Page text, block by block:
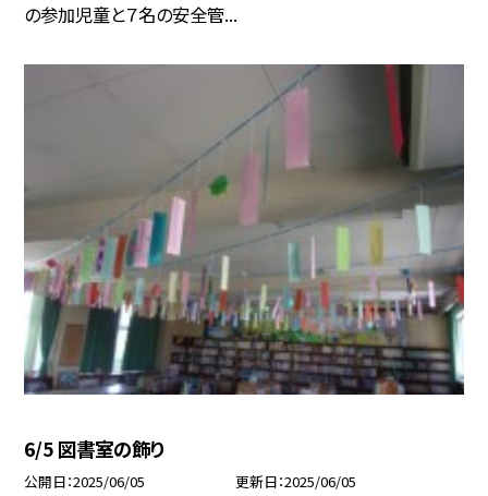
の参加児童と７名の安全管...
6/5 図書室の飾り
公開日 2025/06/05 更新日 2025/06/05